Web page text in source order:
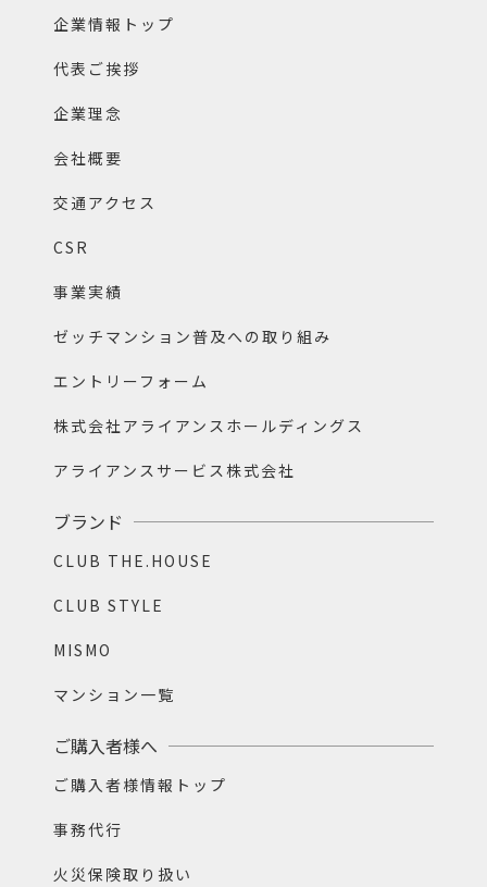
企業情報トップ
代表ご挨拶
企業理念
会社概要
交通アクセス
CSR
事業実績
ゼッチマンション普及への取り組み
エントリーフォーム
株式会社アライアンスホールディングス
アライアンスサービス株式会社
ブランド
CLUB THE.HOUSE
CLUB STYLE
MISMO
マンション一覧
ご購入者様へ
ご購入者様情報トップ
事務代行
火災保険取り扱い